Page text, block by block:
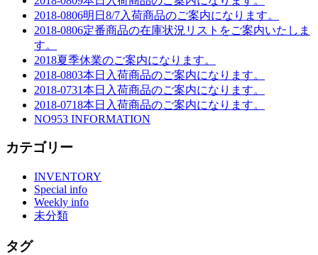
2018-0806明日8/7入荷商品のご案内になります。
2018-0806定番商品の在庫状況リストをご案内いたしま
す。
2018夏季休業のご案内になります。
2018-0803本日入荷商品のご案内になります。
2018-0731本日入荷商品のご案内になります。
2018-0718本日入荷商品のご案内になります。
NO953 INFORMATION
カテゴリー
INVENTORY
Special info
Weekly info
未分類
タグ